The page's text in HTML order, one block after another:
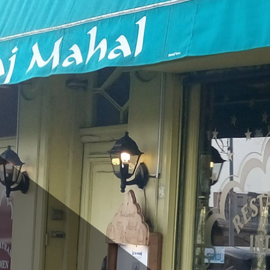
Blog
Newsletter
Contact
Galerie